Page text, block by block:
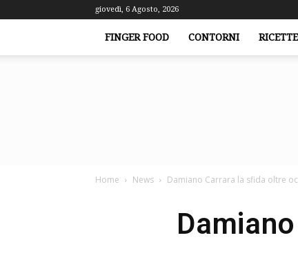
giovedì, 6 Agosto, 2026
FINGER FOOD CONTORNI
Home News Damiano Carrara la sfida oltre